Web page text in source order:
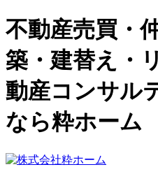
不動産売買・
築・建替え・
動産コンサル
なら粋ホーム